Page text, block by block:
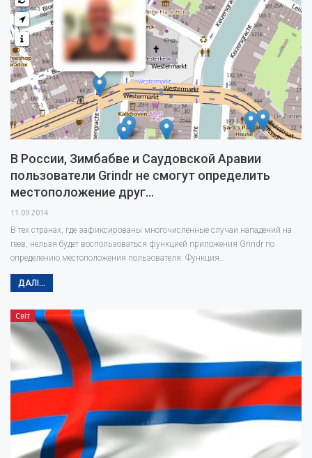
В России, Зимбабве и Саудовской Аравии
пользователи Grindr не смогут определить
местоположение друг…
11.09.2014
В тех странах, где зафиксированы многочисленные случаи нападений на
геев, нельзя будет воспользоваться функцией приложения Grindr по
определению местоположения пользователя. Функция…
ДАЛІ...
Світ